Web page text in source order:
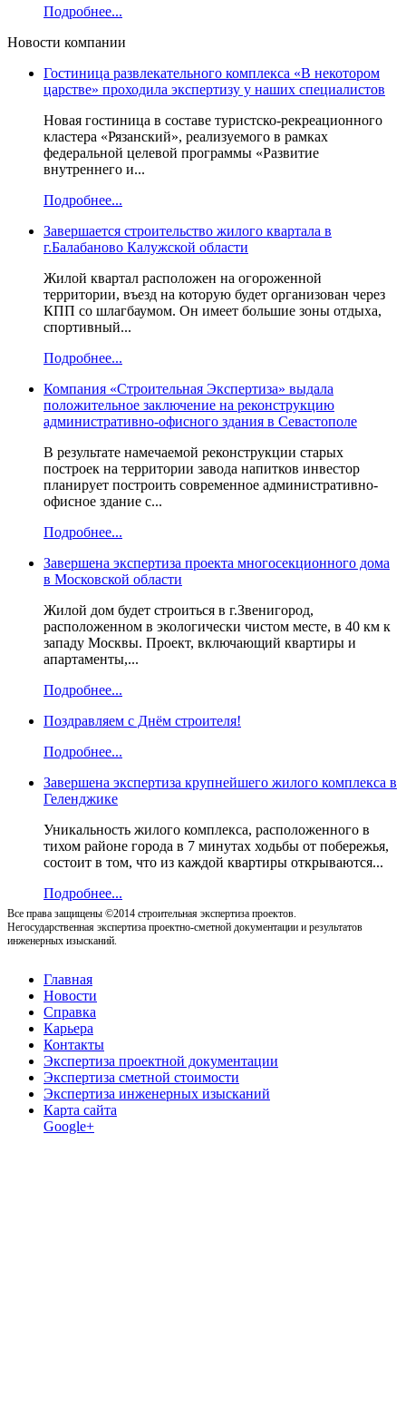
Подробнее...
Новости компании
Гостиница развлекательного комплекса «В некотором
царстве» проходила экспертизу у наших специалистов
Новая гостиница в составе туристско-рекреационного
кластера «Рязанский», реализуемого в рамках
федеральной целевой программы «Развитие
внутреннего и...
Подробнее...
Завершается строительство жилого квартала в
г.Балабаново Калужской области
Жилой квартал расположен на огороженной
территории, въезд на которую будет организован через
КПП со шлагбаумом. Он имеет большие зоны отдыха,
спортивный...
Подробнее...
Компания «Строительная Экспертиза» выдала
положительное заключение на реконструкцию
административно-офисного здания в Севастополе
В результате намечаемой реконструкции старых
построек на территории завода напитков инвестор
планирует построить современное административно-
офисное здание с...
Подробнее...
Завершена экспертиза проекта многосекционного дома
в Московской области
Жилой дом будет строиться в г.Звенигород,
расположенном в экологически чистом месте, в 40 км к
западу Москвы. Проект, включающий квартиры и
апартаменты,...
Подробнее...
Поздравляем с Днём строителя!
Подробнее...
Завершена экспертиза крупнейшего жилого комплекса в
Геленджике
Уникальность жилого комплекса, расположенного в
тихом районе города в 7 минутах ходьбы от побережья,
состоит в том, что из каждой квартиры открываются...
Подробнее...
Все права защищены ©2014 строительная экспертиза проектов.
Негосударственная экспертиза проектно-сметной документации и результатов
инженерных изысканий.
Главная
Новости
Справка
Карьера
Контакты
Экспертиза проектной документации
Экспертиза сметной стоимости
Экспертиза инженерных изысканий
Карта сайта
Google+